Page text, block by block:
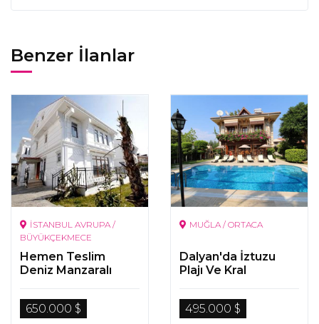
Benzer İlanlar
İSTANBUL AVRUPA /
BÜYÜKÇEKMECE
Hemen Teslim
Deniz Manzaralı
650.000 $
MUĞLA / ORTACA
Dalyan'da İztuzu
Plajı Ve Kral
Özel Villa
495.000 $